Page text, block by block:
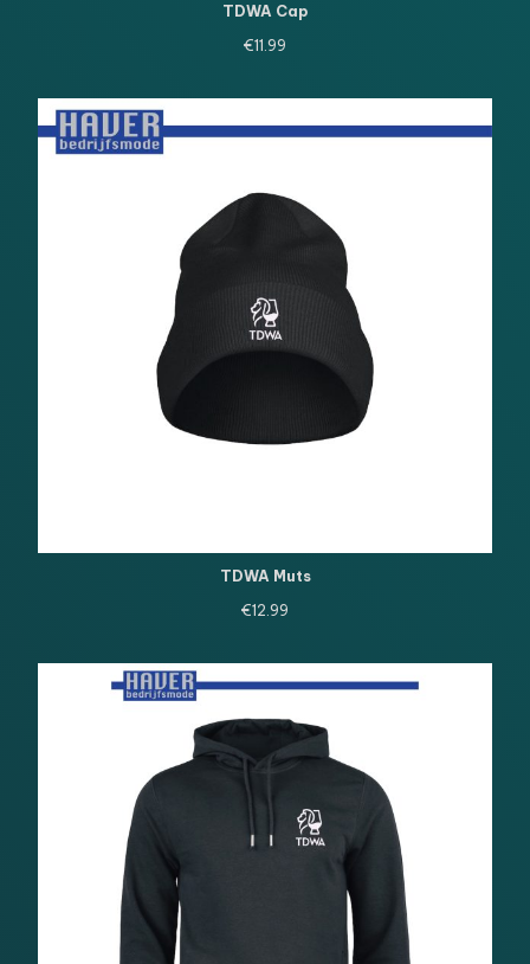
TDWA Cap
€11.99
TDWA Muts
€12.99